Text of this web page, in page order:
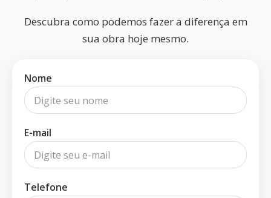
Descubra como podemos fazer a diferença em
sua obra hoje mesmo.
Nome
E-mail
Telefone